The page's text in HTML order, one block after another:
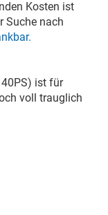
Kosten ist
Suche nach
ist für
voll trauglich